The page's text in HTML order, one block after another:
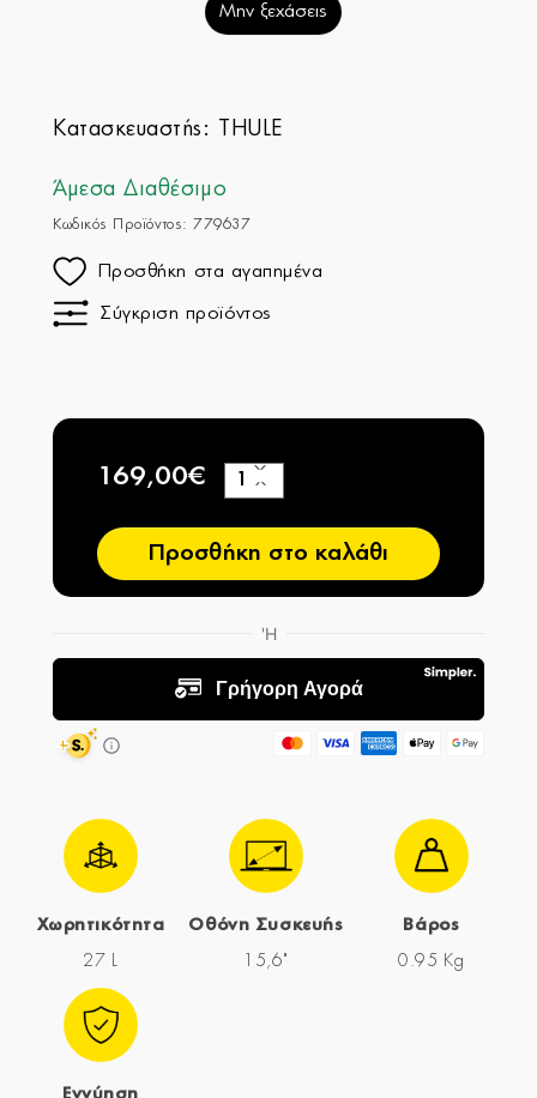
Μην ξεχάσεις
Κατασκευαστής: THULE
Άμεσα Διαθέσιμο
Κωδικός Προϊόντος: 779637
Προσθήκη στα αγαπημένα
Σύγκριση προϊόντος
169,00€
−
+
Προσθήκη στο καλάθι
Χωρητικότητα
27 L
Οθόνη Συσκευής
15,6"
Βάρος
0.95 Kg
Εγγύηση